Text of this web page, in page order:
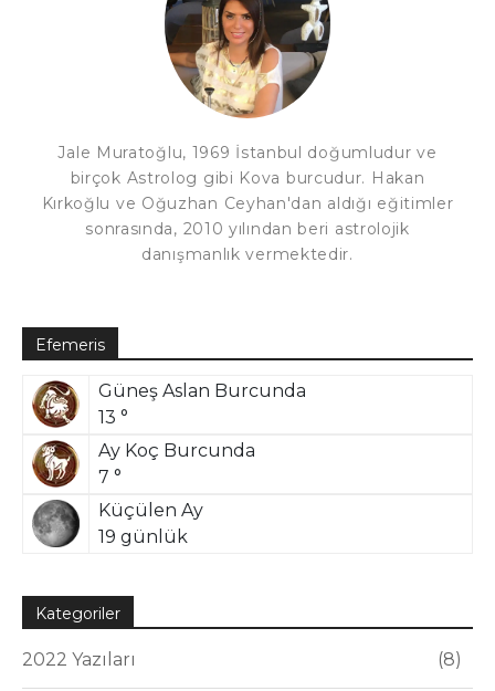
Jale Muratoğlu, 1969 İstanbul doğumludur ve
birçok Astrolog gibi Kova burcudur. Hakan
Kırkoğlu ve Oğuzhan Ceyhan'dan aldığı eğitimler
sonrasında, 2010 yılından beri astrolojik
danışmanlık vermektedir.
Efemeris
Güneş Aslan Burcunda
13 °
Ay Koç Burcunda
7 °
Küçülen Ay
19 günlük
Kategoriler
2022 Yazıları 8